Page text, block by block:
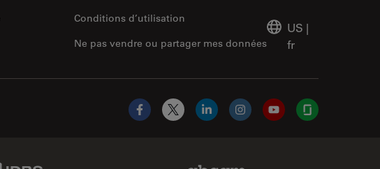
Ne pas vendre ou partager mes données
Conditions d’utilisation
US |
fr
Facebook
X LinkedInInstagramYouTubeGlassdoor